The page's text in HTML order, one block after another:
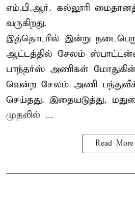
எம்.பி.ஆர். கல்லூரி
வருகிறது.
இத்தொடரில் இன்று
ஆட்டத்தில் சேலம்
பாந்தர்ஸ் அணிகள்
வென்ற சேலம் அணி
செய்தது. இதையடுத்து,
முதலில் ...
Read More